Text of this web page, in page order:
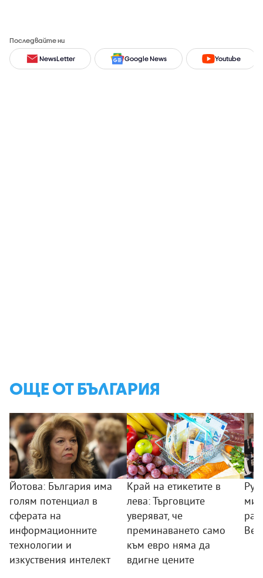
Последвайте ни
NewsLetter Google News Youtube
ОЩЕ ОТ БЪЛГАРИЯ
Йотова: България има
голям потенциал в
сферата на
информационните
технологии и
изкуствения интелект
Край на етикетите в
лева: Търговците
уверяват, че
преминаването само
към евро няма да
вдигне цените